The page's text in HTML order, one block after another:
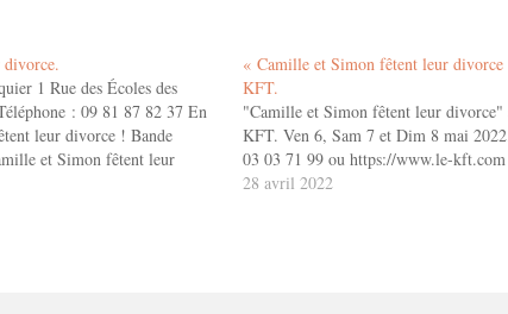
1 Rue des Écoles des
: 09 81 87 82 37 En
leur divorce ! Bande
et Simon fêtent leur
« Camille et Simon fêtent leur
KFT.
"Camille et Simon fêtent leur divorce"
KFT. Ven 6, Sam 7 et Dim 8 mai
03 03 71 99 ou https://www.le-kft.com
28 avril 2022